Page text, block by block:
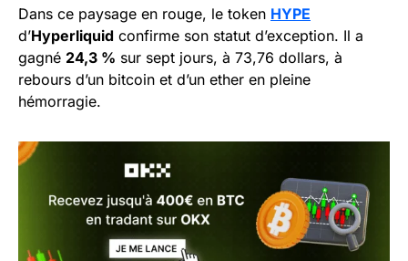
Dans ce paysage en rouge, le token HYPE
d’Hyperliquid confirme son statut d’exception. Il a
gagné 24,3 % sur sept jours, à 73,76 dollars, à
rebours d’un bitcoin et d’un ether en pleine
hémorragie.